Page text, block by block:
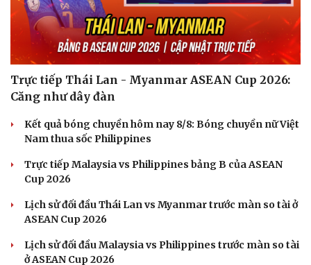
Trực tiếp Thái Lan - Myanmar ASEAN Cup 2026:
Căng như dây đàn
Kết quả bóng chuyền hôm nay 8/8: Bóng chuyền nữ Việt
Nam thua sốc Philippines
Trực tiếp Malaysia vs Philippines bảng B của ASEAN
Cup 2026
Lịch sử đối đầu Thái Lan vs Myanmar trước màn so tài ở
ASEAN Cup 2026
Lịch sử đối đầu Malaysia vs Philippines trước màn so tài
ở ASEAN Cup 2026